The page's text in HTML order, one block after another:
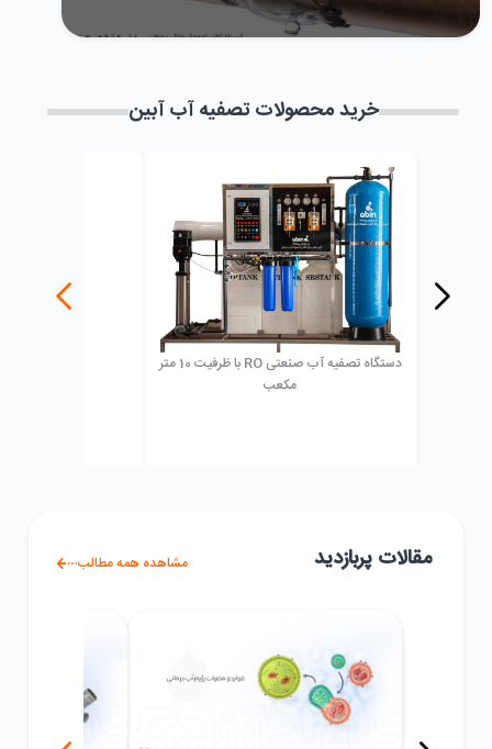
خرید محصولات تصفیه آب آبین
دستگاه تصفیه آب صنعتی RO با ظرفیت 10 متر
مکعب
مقالات پربازدید مشاهده همه مطالب